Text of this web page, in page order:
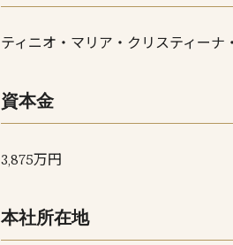
ティニオ・マリア・クリスティーナ
資本金
3,875万円
本社所在地